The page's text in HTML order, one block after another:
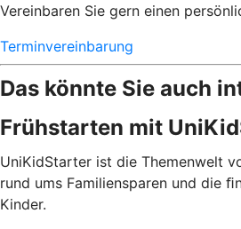
Vereinbaren Sie gern einen
Terminvereinbarung
Das könnte Sie auch
Frühstarten mit
UniKidStarter ist die Themenwelt
rund ums Familiensparen und die
Kinder.